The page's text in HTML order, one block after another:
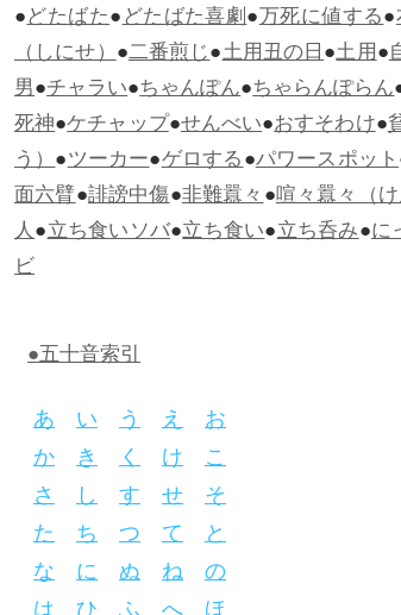
●どたばた●どたばた喜劇●万死に値する●
（しにせ）●二番煎じ●土用丑の日●土用●
男●チャラい●ちゃんぽん●ちゃらんぽらん
死神●ケチャップ●せんべい●おすそわけ●
う）●ツーカー●ゲロする●パワースポット
面六臂●誹謗中傷●非難囂々●喧々囂々（
人●立ち食いソバ●立ち食い●立ち呑み●に
ビ
●五十音索引
あ い う え お
か き く け こ
さ し す せ そ
た ち つ て と
な に ぬ ね の